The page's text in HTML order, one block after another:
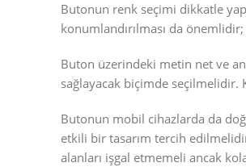
Butonun renk seçimi dikkatle
konumlandırılması da
Buton üzerindeki metin net ve
sağlayacak biçimde seçilmelidir.
Butonun mobil cihazlarda da
etkili bir tasarım tercih
alanları işgal etmemeli ancak